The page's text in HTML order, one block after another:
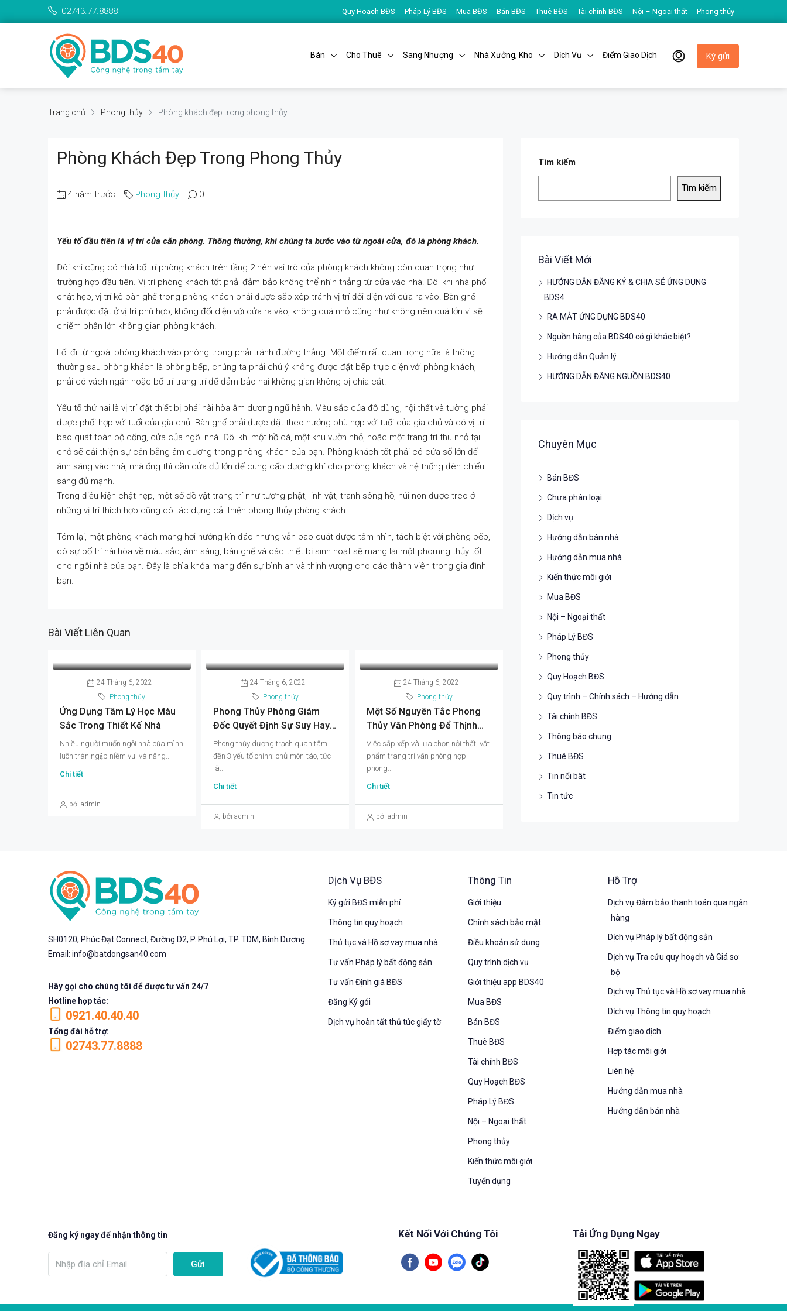
02743.77.8888 Quy Hoạch BĐS Pháp Lý BĐS Mua BĐS Bán BĐS Thuê BĐS Tài chính BĐS Nội – Ngoại thất Phong thủy
Bán Cho Thuê Sang Nhượng Nhà Xưởng, Kho Dịch Vụ Điểm Giao Dịch Ký gửi
Trang chủ Phong thủy Phòng khách đẹp trong phong thủy
Phòng Khách Đẹp Trong Phong Thủy
4 năm trước Phong thủy 0
Yếu tố đầu tiên là vị trí của căn phòng. Thông thường, khi chúng ta bước vào từ ngoài cửa, đó là phòng khách.
Đôi khi cũng có nhà bố trí phòng khách trên tầng 2 nên vai trò của phòng khách không còn quan trọng như
trường hợp đầu tiên. Vị trí phòng khách tốt phải đảm bảo không thể nhìn thẳng từ cửa vào nhà. Đôi khi nhà phố
chật hẹp, vị trí kê bàn ​​ghế trong phòng khách phải được sắp xêp tránh vị trí đối diện với cửa ra vào. Bàn ghế
phải được đặt ở vị trí phù hợp, không đối diện với cửa ra vào, không quá nhỏ cũng như không nên quá lớn vì sẽ
chiếm phần lớn không gian phòng khách.
Lối đi từ ngoài phòng khách vào phòng trong phải tránh đường thẳng. Một điểm rất quan trọng nữa là thông
thường sau phòng khách là phòng bếp, chúng ta phải chú ý không được đặt bếp trực diện với phòng khách,
phải có vách ngăn hoặc bố trí trang trí để đảm bảo hai không gian không bị chia cắt.
Yếu tố thứ hai là vị trí đặt thiết bị phải hài hòa âm dương ngũ hành. Màu sắc của đồ dùng, nội thất và tường phải
được phối hợp với tuổi của gia chủ. Bàn ghế phải được đặt theo hướng phù hợp với tuổi của gia chủ và có vị trí
bao quát toàn bộ cổng, cửa của ngôi nhà. Đôi khi một hồ cá, một khu vườn nhỏ, hoặc một trang trí thu nhỏ tại
chỗ sẽ cải thiện sự cân bằng âm dương trong phòng khách của bạn. Phòng khách tốt phải có cửa sổ lớn để
ánh sáng vào nhà, nhà ống thì cần cửa đủ lớn để cung cấp dương khí cho phòng khách và hệ thống đèn chiếu
sáng đủ mạnh.
Trong điều kiện chật hẹp, một số đồ vật trang trí như tượng phật, linh vật, tranh sông hồ, núi non được treo ở
những vị trí thích hợp cũng có tác dụng cải thiện phong thủy phòng khách.
Tóm lại, một phòng khách mang hơi hướng kín đáo nhưng vẫn bao quát được tầm nhìn, tách biệt với phòng bếp,
có sự bố trí hài hòa về màu sắc, ánh sáng, bàn ghế và các thiết bị sinh hoạt sẽ mang lại một phomng thủy tốt
cho ngôi nhà của bạn. Đây là chìa khóa mang đến sự bình an và thịnh vượng cho các thành viên trong gia đình
bạn.
Bài Viết Liên Quan
24 Tháng 6, 2022
Phong thủy
Ứng Dụng Tâm Lý Học Màu
Sắc Trong Thiết Kế Nhà
Nhiều người muốn ngôi nhà của mình
luôn tràn ngập niềm vui và năng...
Chi tiết
bởi admin
24 Tháng 6, 2022
Phong thủy
Phong Thủy Phòng Giám
Đốc Quyết Định Sự Suy Hay
Vượng Của Công Ty
Phong thủy dương trạch quan tâm
đến 3 yếu tố chính: chủ-môn-táo, tức
là...
Chi tiết
bởi admin
24 Tháng 6, 2022
Phong thủy
Một Số Nguyên Tắc Phong
Thủy Văn Phòng Để Thịnh
Vượng Cả Năm
Việc sắp xếp và lựa chọn nội thất, vật
phẩm trang trí văn phòng hợp
phong...
Chi tiết
bởi admin
Tìm kiếm
Tìm kiếm
Bài Viết Mới
HƯỚNG DẪN ĐĂNG KÝ & CHIA SẺ ỨNG DỤNG
BDS4
RA MẮT ỨNG DỤNG BDS40
Nguồn hàng của BDS40 có gì khác biệt?
Hướng dẫn Quản lý
HƯỚNG DẪN ĐĂNG NGUỒN BDS40
Chuyên Mục
Bán BĐS
Chưa phân loại
Dịch vụ
Hướng dẫn bán nhà
Hướng dẫn mua nhà
Kiến thức môi giới
Mua BĐS
Nội – Ngoại thất
Pháp Lý BĐS
Phong thủy
Quy Hoạch BĐS
Quy trình – Chính sách – Hướng dẫn
Tài chính BĐS
Thông báo chung
Thuê BĐS
Tin nổi bât
Tin tức
SH0120, Phúc Đạt Connect, Đường D2, P. Phú Lợi, TP. TDM, Bình Dương
Email: info@batdongsan40.com
Hãy gọi cho chúng tôi để được tư vấn 24/7
Hotline hợp tác:
0921.40.40.40
Tổng đài hỗ trợ:
02743.77.8888
Dịch Vụ BĐS
Ký gửi BĐS miễn phí
Thông tin quy hoạch
Thủ tục và Hồ sơ vay mua nhà
Tư vấn Pháp lý bất động sản
Tư vấn Định giá BĐS
Đăng Ký gói
Dịch vụ hoàn tất thủ túc giấy tờ
Thông Tin
Giới thiệu
Chính sách bảo mật
Điều khoản sử dụng
Quy trình dịch vụ
Giới thiệu app BDS40
Mua BĐS
Bán BĐS
Thuê BĐS
Tài chính BĐS
Quy Hoạch BĐS
Pháp Lý BĐS
Nội – Ngoại thất
Phong thủy
Kiến thức môi giới
Tuyển dụng
Hỗ Trợ
Dịch vụ Đảm bảo thanh toán qua ngân
hàng
Dịch vụ Pháp lý bất động sản
Dịch vụ Tra cứu quy hoạch và Giá sơ
bộ
Dịch vụ Thủ tục và Hồ sơ vay mua nhà
Dịch vụ Thông tin quy hoạch
Điểm giao dịch
Hợp tác môi giới
Liên hệ
Hướng dẫn mua nhà​
Hướng dẫn bán nhà
Đăng ký ngay để nhận thông tin
Gửi
Kết Nối Với Chúng Tôi Tải Ứng Dụng Ngay